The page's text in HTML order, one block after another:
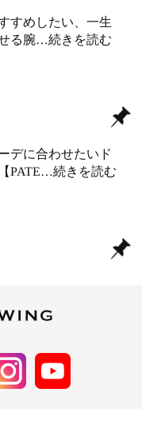
すめしたい、一生
る腕…続きを読む
デに合わせたいド
PATE…続きを読む